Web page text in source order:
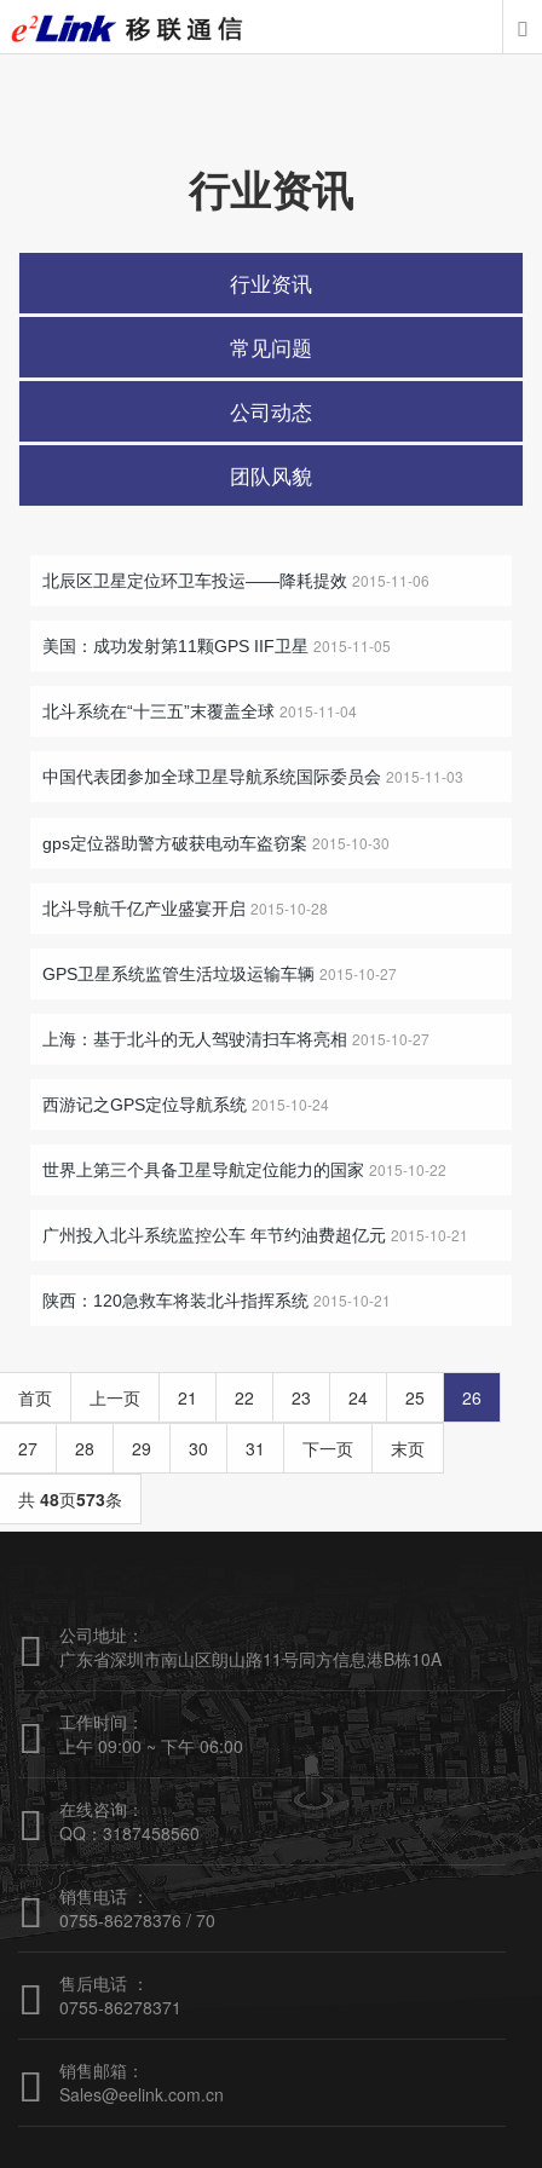

行业资讯
行业资讯
常见问题
公司动态
团队风貌
北辰区卫星定位环卫车投运——降耗提效 2015-11-06
美国：成功发射第11颗GPS IIF卫星 2015-11-05
北斗系统在“十三五”末覆盖全球 2015-11-04
中国代表团参加全球卫星导航系统国际委员会 2015-11-03
gps定位器助警方破获电动车盗窃案 2015-10-30
北斗导航千亿产业盛宴开启 2015-10-28
GPS卫星系统监管生活垃圾运输车辆 2015-10-27
上海：基于北斗的无人驾驶清扫车将亮相 2015-10-27
西游记之GPS定位导航系统 2015-10-24
世界上第三个具备卫星导航定位能力的国家 2015-10-22
广州投入北斗系统监控公车 年节约油费超亿元 2015-10-21
陕西：120急救车将装北斗指挥系统 2015-10-21
首页 上一页 21 22 23 24 25 26
27 28 29 30 31 下一页 末页
共 48页573条

公司地址：
广东省深圳市南山区朗山路11号同方信息港B栋10A

工作时间：
上午 09:00 ~ 下午 06:00

在线咨询：
QQ：3187458560

销售电话 ：
0755-86278376 / 70

售后电话 ：
0755-86278371

销售邮箱：
Sales@eelink.com.cn